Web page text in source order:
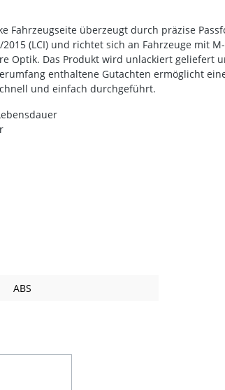
Fahrzeugseite überzeugt durch präzise
(LCI) und richtet sich an Fahrzeuge mit
Optik. Das Produkt wird unlackiert
enthaltene Gutachten ermöglicht
und einfach durchgeführt.
ABS